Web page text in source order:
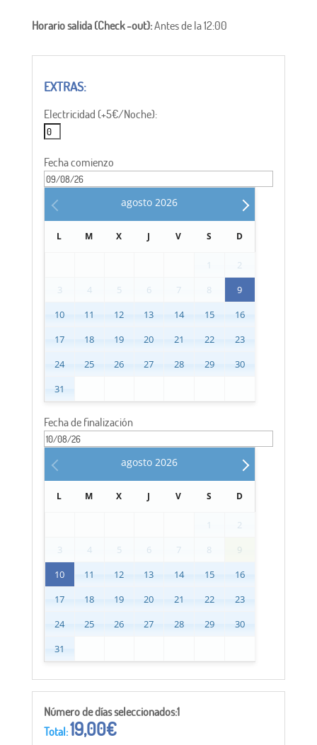
Horario salida (Check -out):Antes de la 12:00
Electricidad (+5€/Noche):
Fecha comienzo
agosto 2026
L M X J V S D
1
2
3
4 5 6 7 8
9
10
11 12 13 14 15
16
17
18 19 20 21 22
23
24
25 26 27 28 29
30
31
Fecha de finalización
agosto 2026
L M X J V S D
1
2
3
4 5 6 7 8
9
10
11 12 13 14 15
16
17
18 19 20 21 22
23
24
25 26 27 28 29
30
31
Número de días seleccionados:1
Total:19,00€